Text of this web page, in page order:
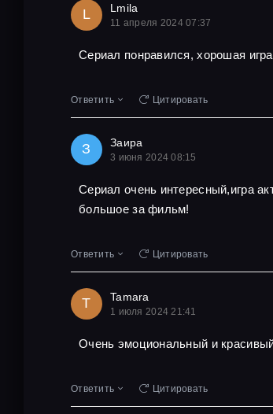
L Lmila
11 апреля 2024 07:37
Сериал понравился, хорошая
Ответить Цитировать
З Заира
3 июня 2024 08:15
Сериал очень интересный,игра
большое за фильм!
Ответить Цитировать
T Tamara
1 июля 2024 21:41
Очень эмоциональный и
Ответить Цитировать